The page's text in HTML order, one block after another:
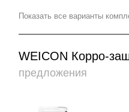
Показать все варианты
WEICON Корро-
предложения